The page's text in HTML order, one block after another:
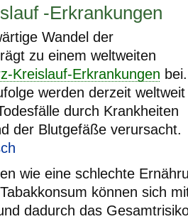
-Erkrankungen
Wandel der
zu einem weltweiten
Kreislauf-Erkrankungen bei.
werden derzeit weltweit
durch Krankheiten
der Blutgefäße verursacht.
wie eine schlechte
können sich
dadurch das